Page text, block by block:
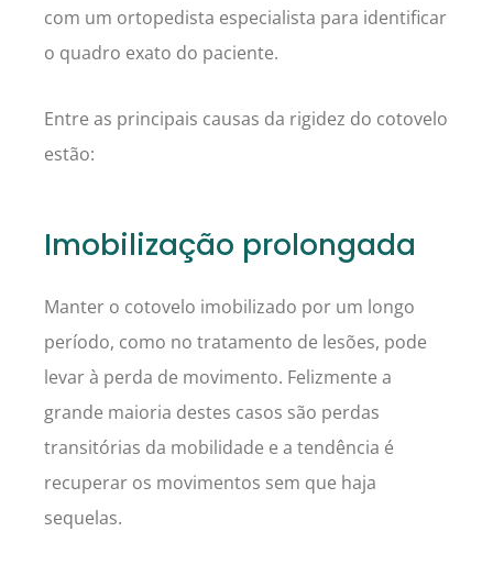
com um ortopedista especialista para identificar
o quadro exato do paciente.
Entre as principais causas da rigidez do cotovelo
estão:
Imobilização prolongada
Manter o cotovelo imobilizado por um longo
período, como no tratamento de lesões, pode
levar à perda de movimento. Felizmente a
grande maioria destes casos são perdas
transitórias da mobilidade e a tendência é
recuperar os movimentos sem que haja
sequelas.